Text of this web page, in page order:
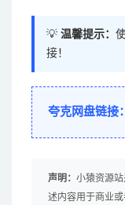
💡 温馨提示：
接！
夸克网盘链接：
声明： 小猿资源
述内容用于商业